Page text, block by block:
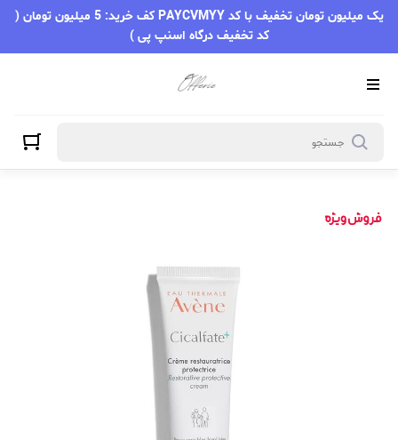
یک میلیون تومان تخفیف با کد PAYCVMYY کف خرید: 5 میلیون تومان (
کد تخفیف درگاه اسنپ پی )